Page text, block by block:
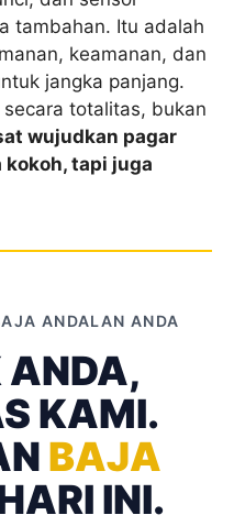
tambahan. Itu adalah
keamanan, dan
jangka panjang.
totalitas, bukan
wujudkan pagar
kokoh, tapi juga
ANDALAN ANDA
ANDA,
KAMI.
BAJA
INI.